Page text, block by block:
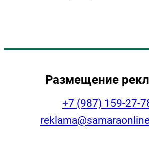
Размещение
+7 (987) 159-27-